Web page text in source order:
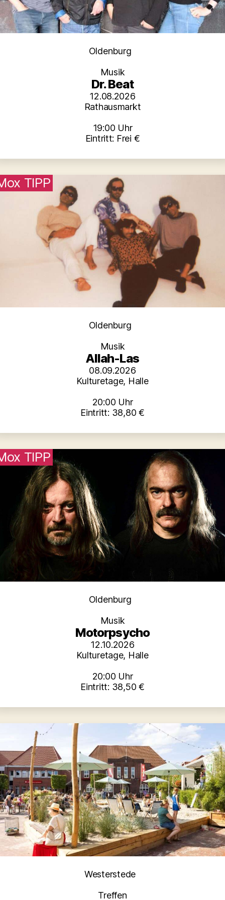
Kategorien
Oldenburg
Musik
Dr. Beat
12.08.2026
Rathausmarkt
19:00 Uhr
Eintritt: Frei €
TIPP
Kategorien
Oldenburg
Musik
Allah-Las
08.09.2026
Kulturetage, Halle
20:00 Uhr
Eintritt: 38,80 €
TIPP
Kategorien
Oldenburg
Musik
Motorpsycho
12.10.2026
Kulturetage, Halle
20:00 Uhr
Eintritt: 38,50 €
Kategorien
Westerstede
Treffen